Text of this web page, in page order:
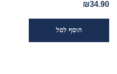
₪34.90